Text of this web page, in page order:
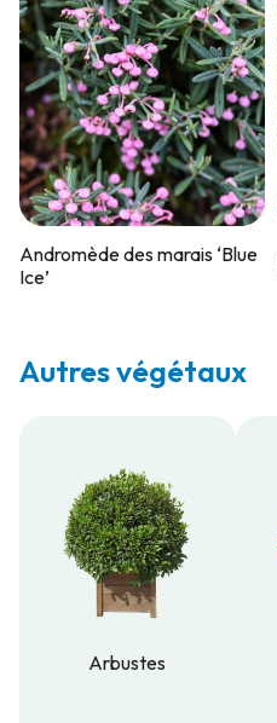
Andromède des marais ‘Blue
Ice’
Autres végétaux
Arbustes